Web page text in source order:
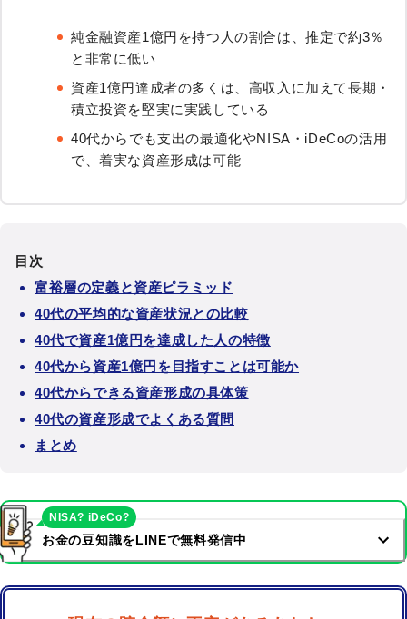
純金融資産1億円を持つ人の割合は、推定で約3％
と非常に低い
資産1億円達成者の多くは、高収入に加えて長期・
積立投資を堅実に実践している
40代からでも支出の最適化やNISA・iDeCoの活用
で、着実な資産形成は可能
目次
富裕層の定義と資産ピラミッド
40代の平均的な資産状況との比較
40代で資産1億円を達成した人の特徴
40代から資産1億円を目指すことは可能か
40代からできる資産形成の具体策
40代の資産形成でよくある質問
まとめ
お金の豆知識をLINEで無料発信中
NISA? iDeCo?